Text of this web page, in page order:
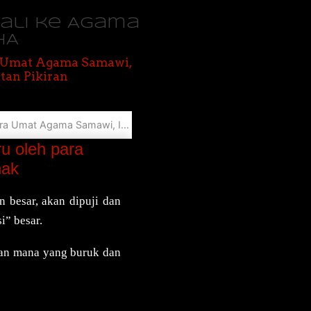
ke Agama
Agama Samawi,
Pikiran
/ ISMAIL Menyembelih Anak
oleh para
besar, akan dipuji dan
besar.
mana yang buruk dan